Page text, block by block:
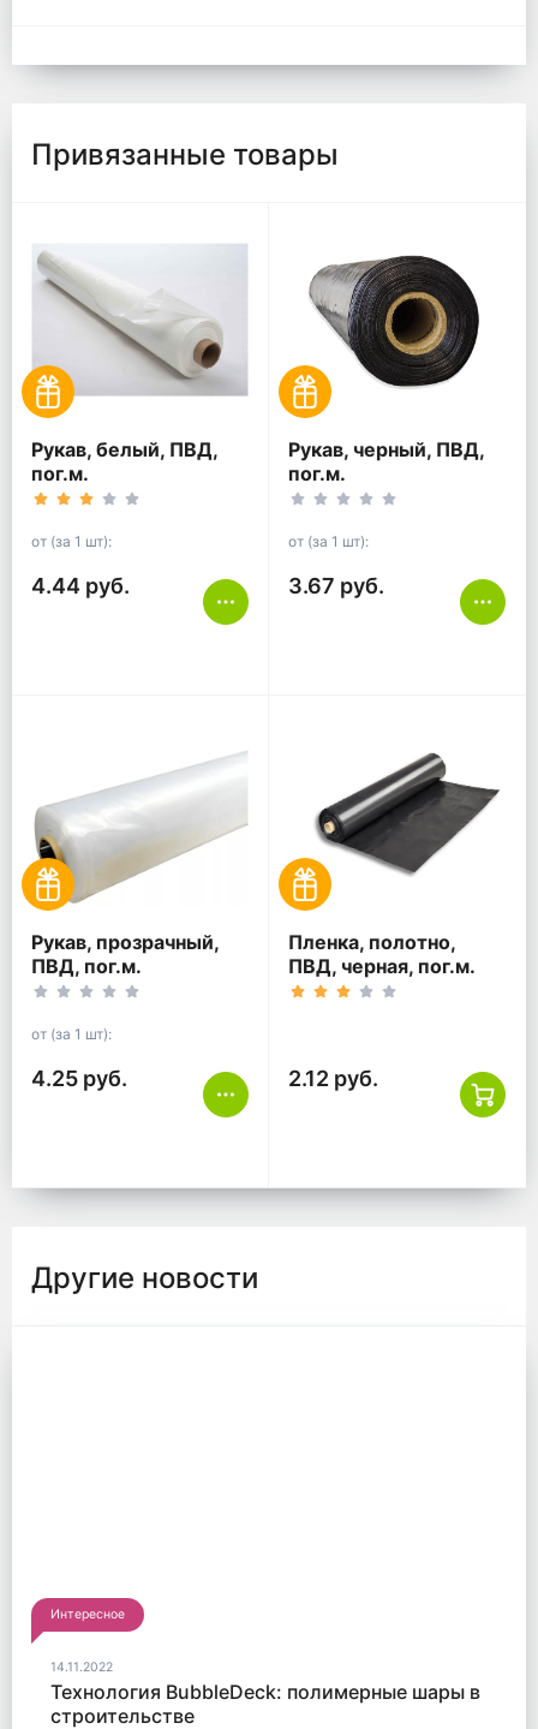
Привязанные товары
Рукав, белый, ПВД,
пог.м.
от (за 1 шт):
4.44 руб.
Рукав, черный, ПВД,
пог.м.
от (за 1 шт):
3.67 руб.
Рукав, прозрачный,
ПВД, пог.м.
от (за 1 шт):
4.25 руб.
Пленка, полотно,
ПВД, черная, пог.м.
2.12 руб.
Другие новости
Интересное
14.11.2022
Технология BubbleDeck: полимерные шары в
строительстве